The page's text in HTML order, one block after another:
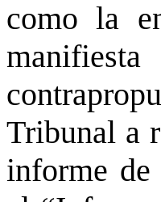
como la
Tribunal a
informe de